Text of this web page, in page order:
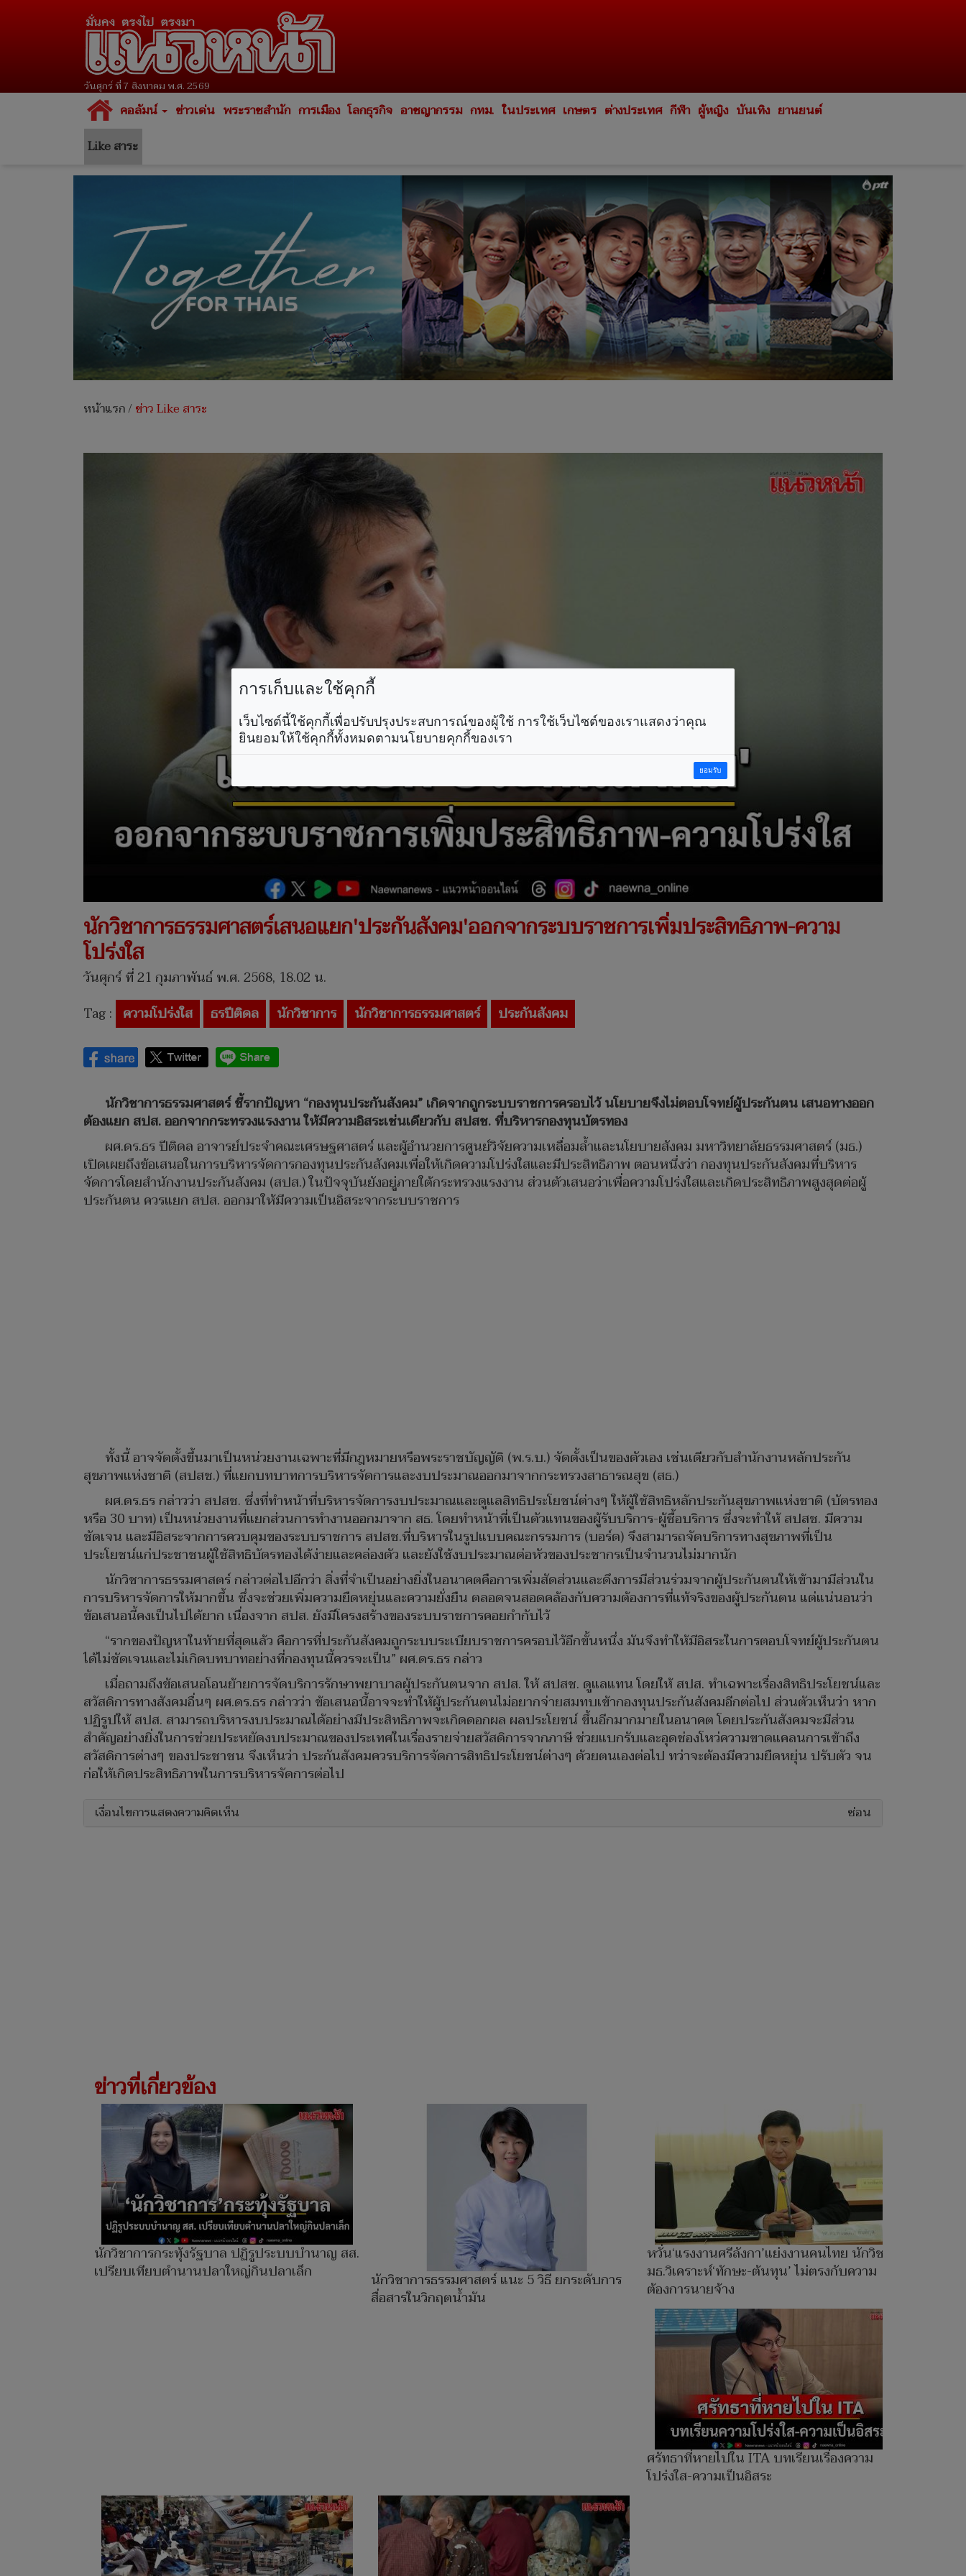
วันศุกร์ ที่ 7 สิงหาคม พ.ศ. 2569
คอลัมน์ ข่าวเด่น พระราชสำนัก การเมือง โลกธุรกิจ อาชญากรรม กทม. ในประเทศ เกษตร ต่างประเทศ กีฬา ผู้หญิง บันเทิง ยานยนต์
Like สาระ
หน้าแรก/ข่าว Like สาระ
นักวิชาการธรรมศาสตร์เสนอแยก'ประกันสังคม'ออกจากระบบราชการเพิ่มประสิทธิภาพ-ความ
โปร่งใส
วันศุกร์ ที่ 21 กุมภาพันธ์ พ.ศ. 2568, 18.02 น.
Tag : ความโปร่งใส ธรปีติดล นักวิชาการ นักวิชาการธรรมศาสตร์ ประกันสังคม
นักวิชาการธรรมศาสตร์ ชี้รากปัญหา “กองทุนประกันสังคม” เกิดจากถูกระบบราชการครอบไว้ นโยบายจึงไม่ตอบโจทย์ผู้ประกันตน เสนอทางออก
ต้องแยก สปส. ออกจากกระทรวงแรงงาน ให้มีความอิสระเช่นเดียวกับ สปสช. ที่บริหารกองทุนบัตรทอง
ผศ.ดร.ธร ปีติดล อาจารย์ประจำคณะเศรษฐศาสตร์ และผู้อำนวยการศูนย์วิจัยความเหลื่อมล้ำและนโยบายสังคม มหาวิทยาลัยธรรมศาสตร์ (มธ.)
เปิดเผยถึงข้อเสนอในการบริหารจัดการกองทุนประกันสังคมเพื่อให้เกิดความโปร่งใสและมีประสิทธิภาพ ตอนหนึ่งว่า กองทุนประกันสังคมที่บริหาร
จัดการโดยสำนักงานประกันสังคม (สปส.) ในปัจจุบันยังอยู่ภายใต้กระทรวงแรงงาน ส่วนตัวเสนอว่าเพื่อความโปร่งใสและเกิดประสิทธิภาพสูงสุดต่อผู้
ประกันตน ควรแยก สปส. ออกมาให้มีความเป็นอิสระจากระบบราชการ
ทั้งนี้ อาจจัดตั้งขึ้นมาเป็นหน่วยงานเฉพาะที่มีกฎหมายหรือพระราชบัญญัติ (พ.ร.บ.) จัดตั้งเป็นของตัวเอง เช่นเดียวกับสำนักงานหลักประกัน
สุขภาพแห่งชาติ (สปสช.) ที่แยกบทบาทการบริหารจัดการและงบประมาณออกมาจากกระทรวงสาธารณสุข (สธ.)
ผศ.ดร.ธร กล่าวว่า สปสช. ซึ่งที่ทำหน้าที่บริหารจัดการงบประมาณและดูแลสิทธิประโยชน์ต่างๆ ให้ผู้ใช้สิทธิหลักประกันสุขภาพแห่งชาติ (บัตรทอง
หรือ 30 บาท) เป็นหน่วยงานที่แยกส่วนการทำงานออกมาจาก สธ. โดยทำหน้าที่เป็นตัวแทนของผู้รับบริการ-ผู้ซื้อบริการ ซึ่งจะทำให้ สปสช. มีความ
ชัดเจน และมีอิสระจากการควบคุมของระบบราชการ สปสช.ที่บริหารในรูปแบบคณะกรรมการ (บอร์ด) จึงสามารถจัดบริการทางสุขภาพที่เป็น
ประโยชน์แก่ประชาชนผู้ใช้สิทธิบัตรทองได้ง่ายและคล่องตัว และยังใช้งบประมาณต่อหัวของประชากรเป็นจำนวนไม่มากนัก
นักวิชาการธรรมศาสตร์ กล่าวต่อไปอีกว่า สิ่งที่จำเป็นอย่างยิ่งในอนาคตคือการเพิ่มสัดส่วนและดึงการมีส่วนร่วมจากผู้ประกันตนให้เข้ามามีส่วนใน
การบริหารจัดการให้มากขึ้น ซึ่งจะช่วยเพิ่มความยืดหยุ่นและความยั่งยืน ตลอดจนสอดคล้องกับความต้องการที่แท้จริงของผู้ประกันตน แต่แน่นอนว่า
ข้อเสนอนี้คงเป็นไปได้ยาก เนื่องจาก สปส. ยังมีโครงสร้างของระบบราชการคอยกำกับไว้
“รากของปัญหาในท้ายที่สุดแล้ว คือการที่ประกันสังคมถูกระบบระเบียบราชการครอบไว้อีกขั้นหนึ่ง มันจึงทำให้มีอิสระในการตอบโจทย์ผู้ประกันตน
ได้ไม่ชัดเจนและไม่เกิดบทบาทอย่างที่กองทุนนี้ควรจะเป็น” ผศ.ดร.ธร กล่าว
เมื่อถามถึงข้อเสนอโอนย้ายการจัดบริการรักษาพยาบาลผู้ประกันตนจาก สปส. ให้ สปสช. ดูแลแทน โดยให้ สปส. ทำเฉพาะเรื่องสิทธิประโยชน์และ
สวัสดิการทางสังคมอื่นๆ ผศ.ดร.ธร กล่าวว่า ข้อเสนอนี้อาจจะทำให้ผู้ประกันตนไม่อยากจ่ายสมทบเข้ากองทุนประกันสังคมอีกต่อไป ส่วนตัวเห็นว่า หาก
ปฏิรูปให้ สปส. สามารถบริหารงบประมาณได้อย่างมีประสิทธิภาพจะเกิดดอกผล ผลประโยชน์ ขึ้นอีกมากมายในอนาคต โดยประกันสังคมจะมีส่วน
สำคัญอย่างยิ่งในการช่วยประหยัดงบประมาณของประเทศในเรื่องรายจ่ายสวัสดิการจากภาษี ช่วยแบกรับและอุดช่องโหว่ความขาดแคลนการเข้าถึง
สวัสดิการต่างๆ ของประชาชน จึงเห็นว่า ประกันสังคมควรบริการจัดการสิทธิประโยชน์ต่างๆ ด้วยตนเองต่อไป ทว่าจะต้องมีความยืดหยุ่น ปรับตัว จน
ก่อให้เกิดประสิทธิภาพในการบริหารจัดการต่อไป
เงื่อนไขการแสดงความคิดเห็น ซ่อน
ข่าวที่เกี่ยวข้อง
นักวิชาการกระทุ้งรัฐบาล ปฏิรูประบบบำนาญ สส.
เปรียบเทียบตำนานปลาใหญ่กินปลาเล็ก
นักวิชาการธรรมศาสตร์ แนะ 5 วิธี ยกระดับการ
สื่อสารในวิกฤตน้ำมัน
หวั่น‘แรงงานศรีลังกา’แย่งงานคนไทย นักวิชาการ
มธ.วิเคราะห์‘ทักษะ-ต้นทุน’ ไม่ตรงกับความ
ต้องการนายจ้าง
ศรัทธาที่หายไปใน ITA บทเรียนเรื่องความ
โปร่งใส-ความเป็นอิสระ
การเก็บและใช้คุกกี้
เว็บไซต์นี้ใช้คุกกี้เพื่อปรับปรุงประสบการณ์ของผู้ใช้ การใช้เว็บไซต์ของเราแสดงว่าคุณ
ยินยอมให้ใช้คุกกี้ทั้งหมดตามนโยบายคุกกี้ของเรา
ยอมรับ